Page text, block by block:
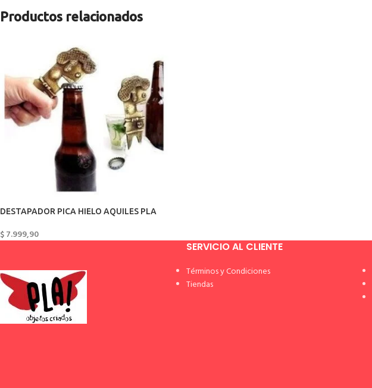
Productos relacionados
DESTAPADOR PICA HIELO AQUILES PLA
$7.999,90
SERVICIO AL CLIENTE
Términos y Condiciones
Tiendas